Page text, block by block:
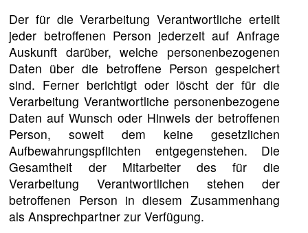
Der für die Verarbeitung Verantwortliche erteilt
jeder betroffenen Person jederzeit auf Anfrage
Auskunft darüber, welche personenbezogenen
Daten über die betroffene Person gespeichert
sind. Ferner berichtigt oder löscht der für die
Verarbeitung Verantwortliche personenbezogene
Daten auf Wunsch oder Hinweis der betroffenen
Person, soweit dem keine gesetzlichen
Aufbewahrungspflichten entgegenstehen. Die
Gesamtheit der Mitarbeiter des für die
Verarbeitung Verantwortlichen stehen der
betroffenen Person in diesem Zusammenhang
als Ansprechpartner zur Verfügung.